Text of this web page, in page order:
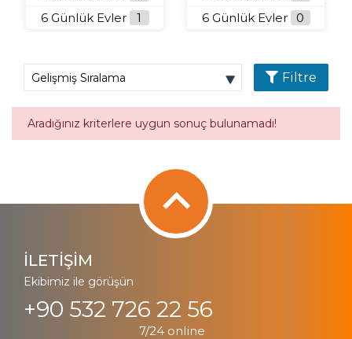
6 Günlük Evler
1
6 Günlük Evler 0
Filtre
Aradığınız kriterlere uygun sonuç bulunamadı!
İLETİŞİM
Ekibimiz ile görüşün
+90 532 726 22 56
7/24 online